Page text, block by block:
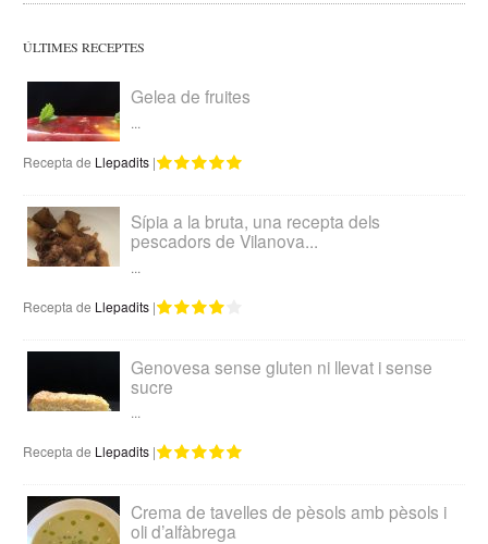
ÚLTIMES RECEPTES
Gelea de fruites
...
Recepta de Llepadits |
Sípia a la bruta, una recepta dels
pescadors de Vilanova...
...
Recepta de Llepadits |
Genovesa sense gluten ni llevat i sense
sucre
...
Recepta de Llepadits |
Crema de tavelles de pèsols amb pèsols i
oli d’alfàbrega